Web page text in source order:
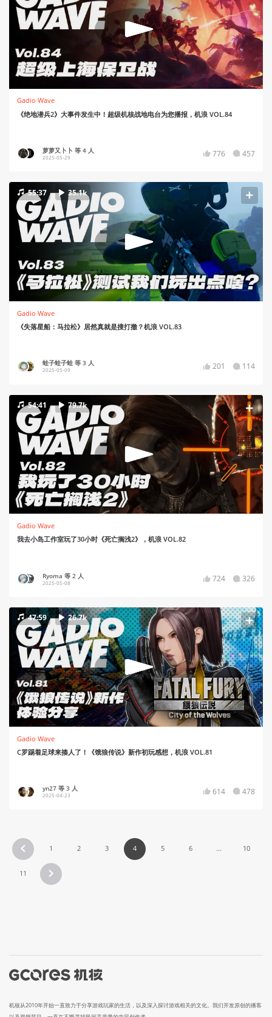
Gadio Wave
《绝地潜兵2》大事件发生中！超级机核战地电台为您播报，机浪 VOL.84
萝萝又卜卜 等 4 人
2025-05-29 776 457
55:37 35.1k
Gadio Wave
《失落星船：马拉松》居然真就是搜打撤？机浪 VOL.83
蛙子蛙子蛙 等 3 人
2025-05-09 201 114
54:41 79.7k
Gadio Wave
我去小岛工作室玩了30小时《死亡搁浅2》，机浪 VOL.82
Ryoma 等 2 人
2025-05-08 724 326
47:59 26.7k
Gadio Wave
C罗踢着足球来揍人了！《饿狼传说》新作初玩感想，机浪 VOL.81
yn27 等 3 人
2025-04-23 614 478
1 2 3 4 5 6 ... 10
11
机核从2010年开始一直致力于分享游戏玩家的生活，以及深入探讨游戏相关的文化。我们开发原创的播客